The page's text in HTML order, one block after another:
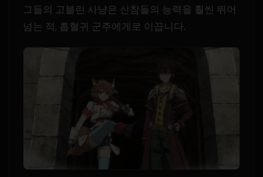
그들의 고블린 사냥은 신참들의 능력을 훨씬 뛰어
넘는 적, 흡혈귀 군주에게로 이끕니다.